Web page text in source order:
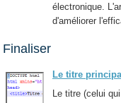
électronique.
d'améliorer
Finaliser
Le titre
Le titre (celui